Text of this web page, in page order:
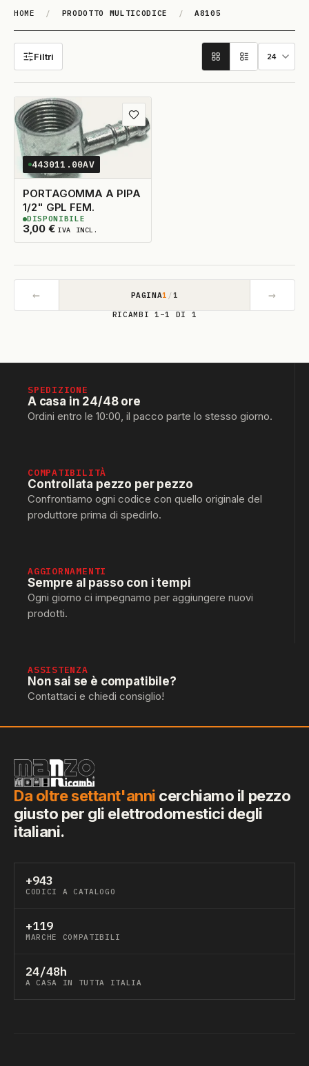
HOME / PRODOTTO MULTICODICE / A8105
A8105
Filtri
Aggiungi ai preferiti
443011.00AV
PORTAGOMMA A PIPA
1/2" GPL FEM.
3,00 € IVA INCL.
5DISPONIBILI
DISPONIBILE
← PAGINA1 /1 →
RICAMBI 1–1 DI 1
SPEDIZIONE
A casa in 24/48 ore
Ordini entro le 10:00, il pacco parte lo stesso giorno.
COMPATIBILITÀ
Controllata pezzo per pezzo
Confrontiamo ogni codice con quello originale del
produttore prima di spedirlo.
AGGIORNAMENTI
Sempre al passo con i tempi
Ogni giorno ci impegnamo per aggiungere nuovi
prodotti.
ASSISTENZA
Non sai se è compatibile?
Contattaci e chiedi consiglio!
Da oltre settant'anni cerchiamo il pezzo
giusto per gli elettrodomestici degli
italiani.
+943
CODICI A CATALOGO
+119
MARCHE COMPATIBILI
24/48h
A CASA IN TUTTA ITALIA